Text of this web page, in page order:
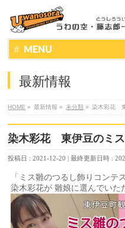
MENU
最新情報
HOME » 最新情報 » 未分類 » 染木彩花
染木彩花 東伊豆のミ
投稿日 : 2021-12-20 最終更新日時 :
「ミス雛のつるし飾りコンテ
染木彩花が 雛娘に選んでいた